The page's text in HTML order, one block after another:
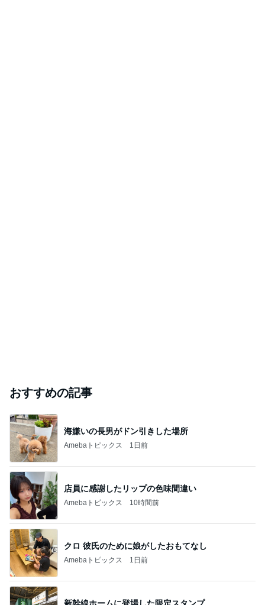
おすすめの記事
海嫌いの長男がドン引きした場所
Amebaトピックス 1日前
店員に感謝したリップの色味間違い
Amebaトピックス 10時間前
クロ 彼氏のために娘がしたおもてなし
Amebaトピックス 1日前
新幹線ホームに登場した限定スタンプ